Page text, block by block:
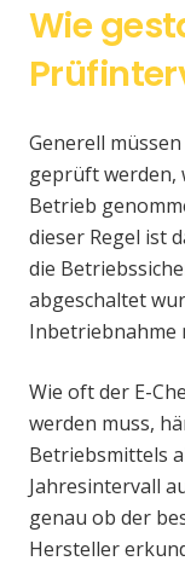
Wie
Generell
geprüft werden,
Betrieb
dieser Regel ist
die
abgeschaltet
Inbetriebnahme
Wie oft der E-
werden muss,
Betriebsmittels
Jahresintervall
genau ob der
Hersteller